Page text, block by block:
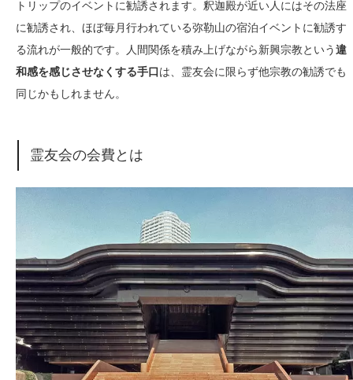
トリップのイベントに勧誘されます。釈迦殿が近い人にはその法座
に勧誘され、ほぼ毎月行われている弥勒山の宿泊イベントに勧誘す
る流れが一般的です。人間関係を積み上げながら新興宗教という違
和感を感じさせなくする手口は、霊友会に限らず他宗教の勧誘でも
同じかもしれません。
霊友会の会費とは